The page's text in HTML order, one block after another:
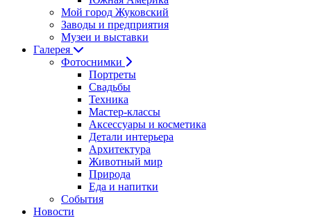
Мой город Жуковский
Заводы и предприятия
Музеи и выставки
Галерея
Фотоснимки
Портреты
Свадьбы
Техника
Мастер-классы
Аксессуары и косметика
Детали интерьера
Архитектура
Животный мир
Природа
Еда и напитки
События
Новости